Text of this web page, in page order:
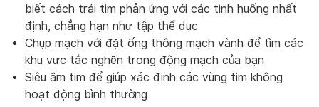
biết cách trái tim phản ứng với các tình huống nhất
định, chẳng hạn như tập thể dục
Chụp mạch với đặt ống thông mạch vành để tìm các
khu vực tắc nghẽn trong động mạch của bạn
Siêu âm tim để giúp xác định các vùng tim không
hoạt động bình thường